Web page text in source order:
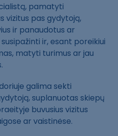
pamatyti
vizitus pas gydytoją,
ir panaudotus ar
ir, esant poreikiui
matyti turimus ar jau
galima sekti
suplanuotas skiepų
buvusius vizitus
ar vaistinėse.